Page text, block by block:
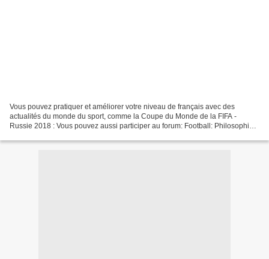
Vous pouvez pratiquer et améliorer votre niveau de français avec des
actualités du monde du sport, comme la Coupe du Monde de la FIFA -
Russie 2018 : Vous pouvez aussi participer au forum: Football: Philosophie,